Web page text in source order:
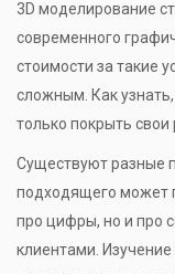
3D моделирование
современного
стоимости за такие
сложным. Как узнать,
только покрыть свои
Существуют разные
подходящего может
про цифры, но и про
клиентами.